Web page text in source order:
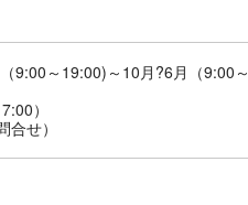
9:00～19:00)～10月?6月（9:00～
）
せ）